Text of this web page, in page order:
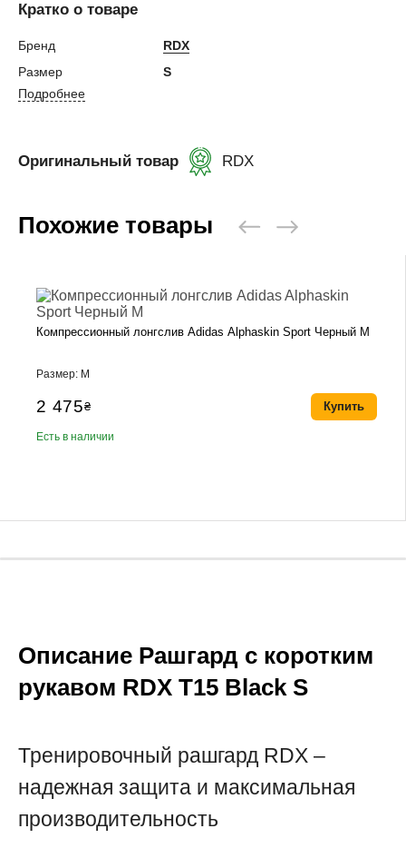
Кратко о товаре
Бренд
RDX
Размер
S
Подробнее
Оригинальный товар RDX
Похожие товары
Компрессионный лонгслив Adidas Alphaskin Sport Черный M
Размер: M
2 475₴
Есть в наличии
Купить
Описание Рашгард c коротким
рукавом RDX T15 Black S
Тренировочный рашгард RDX –
надежная защита и максимальная
производительность